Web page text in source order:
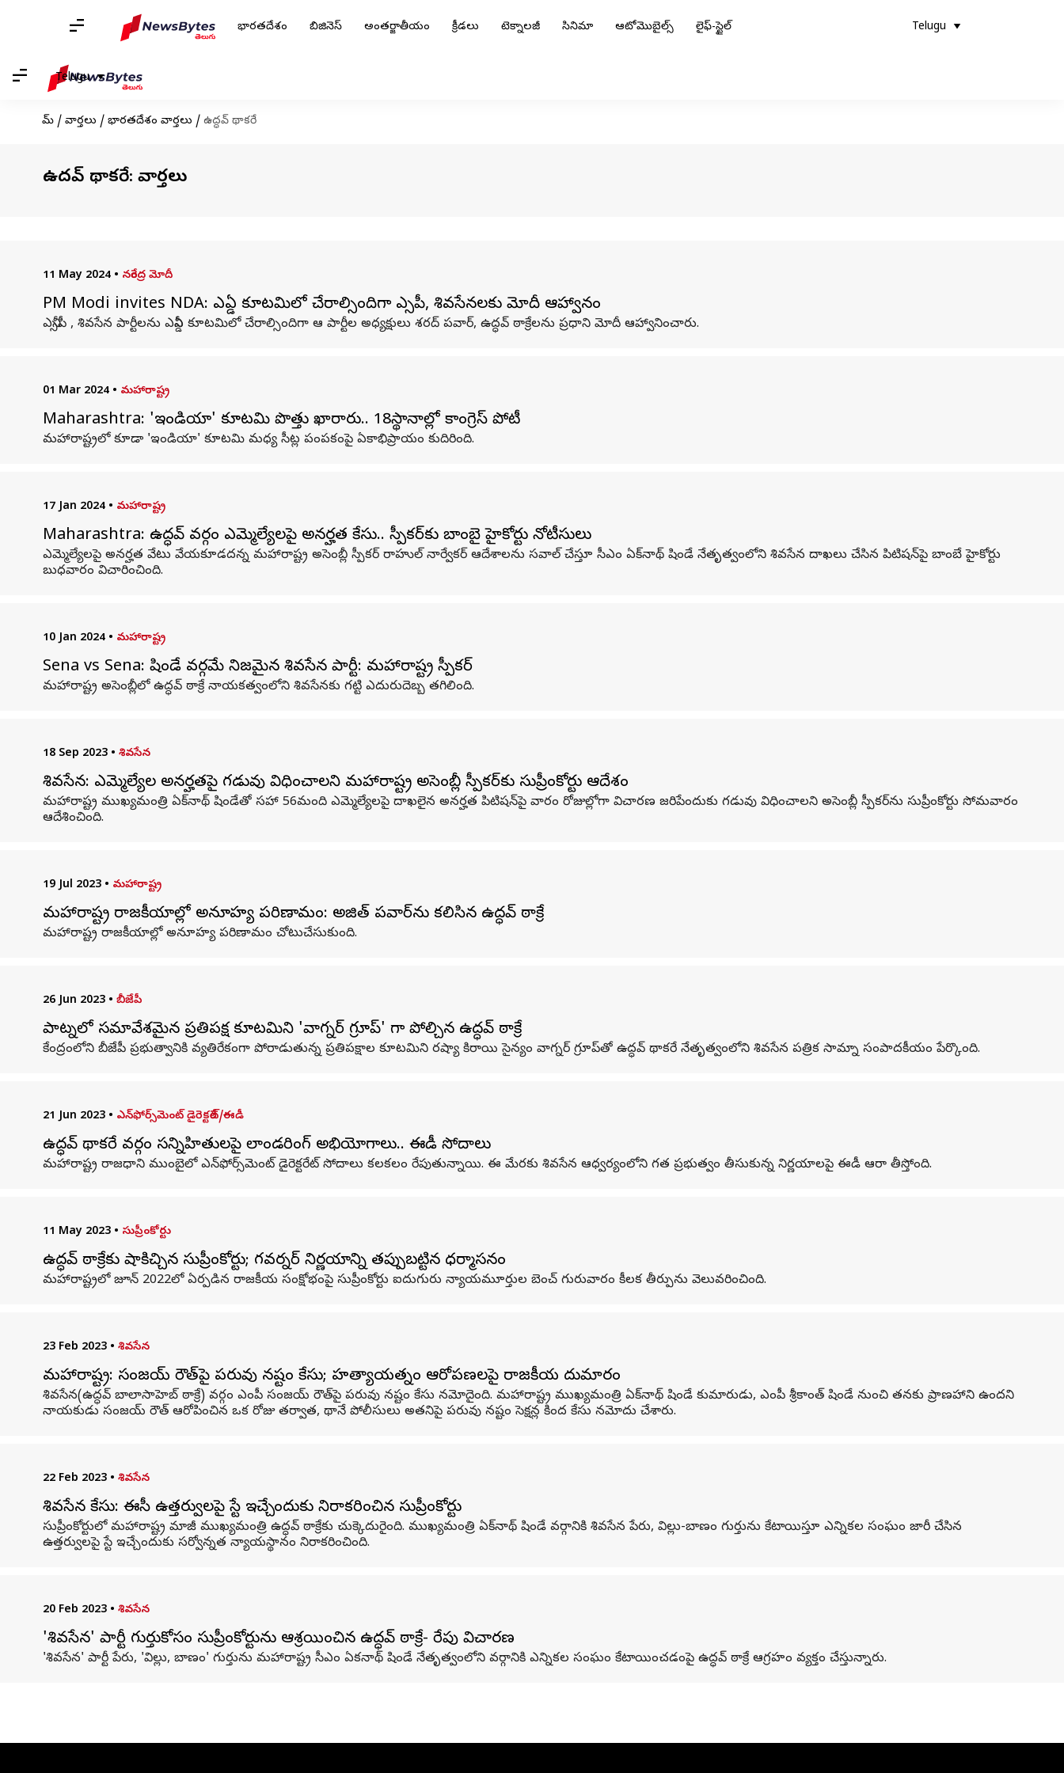
భారతదేశం బిజినెస్ అంతర్జాతీయం క్రీడలు టెక్నాలజీ సినిమా ఆటోమొబైల్స్ లైఫ్-స్టైల్ Telugu
Telugu
హోమ్ / వార్తలు / భారతదేశం వార్తలు / ఉద్ధవ్ థాకరే
ఉద్ధవ్ థాకరే: వార్తలు
11 May 2024 • నరేంద్ర మోదీ
PM Modi invites NDA: ఎన్డీఏ కూటమిలో చేరాల్సిందిగా ఎన్సీపీ, శివసేనలకు మోదీ ఆహ్వానం
ఎన్సీపీ ​, శివసేన పార్టీలను ఎన్డీఏ కూటమిలో చేరాల్సిందిగా ఆ పార్టీల అధ్యక్షులు శరద్​ పవార్​, ఉద్ధవ్​ ఠాక్రేలను ప్రధాని మోదీ ఆహ్వానించారు.
01 Mar 2024 • మహారాష్ట్ర
Maharashtra: 'ఇండియా' కూటమి పొత్తు ఖారారు.. 18స్థానాల్లో కాంగ్రెస్ పోటీ
మహారాష్ట్రలో కూడా 'ఇండియా' కూటమి మధ్య సీట్ల పంపకంపై ఏకాభిప్రాయం కుదిరింది.
17 Jan 2024 • మహారాష్ట్ర
Maharashtra: ఉద్ధవ్ వర్గం ఎమ్మెల్యేలపై అనర్హత కేసు.. స్పీకర్‌కు బాంబై హైకోర్టు నోటీసులు
ఎమ్మెల్యేలపై అనర్హత వేటు వేయకూడదన్న మహారాష్ట్ర అసెంబ్లీ స్పీకర్ రాహుల్ నార్వేకర్ ఆదేశాలను సవాల్ చేస్తూ సీఎం ఏక్‌నాథ్ షిండే నేతృత్వంలోని శివసేన దాఖలు చేసిన పిటిషన్‌పై బాంబే హైకోర్టు
బుధవారం విచారించింది.
10 Jan 2024 • మహారాష్ట్ర
Sena vs Sena: షిండే వర్గమే నిజమైన శివసేన పార్టీ: మహారాష్ట్ర స్పీకర్
మహారాష్ట్ర అసెంబ్లీలో ఉద్ధవ్ ఠాక్రే నాయకత్వంలోని శివసేనకు గట్టి ఎదురుదెబ్బ తగిలింది.
18 Sep 2023 • శివసేన
శివసేన: ఎమ్మెల్యేల అనర్హతపై గడువు విధించాలని మహారాష్ట్ర అసెంబ్లీ స్పీకర్‌కు సుప్రీంకోర్టు ఆదేశం
మహారాష్ట్ర ముఖ్యమంత్రి ఏక్‌నాథ్‌ షిండేతో సహా 56మంది ఎమ్మెల్యేలపై దాఖలైన అనర్హత పిటిషన్‌పై వారం రోజుల్లోగా విచారణ జరిపేందుకు గడువు విధించాలని అసెంబ్లీ స్పీకర్‌ను సుప్రీంకోర్టు సోమవారం
ఆదేశించింది.
19 Jul 2023 • మహారాష్ట్ర
మహారాష్ట్ర రాజకీయాల్లో అనూహ్య పరిణామం: అజిత్ పవార్‌ను కలిసిన ఉద్ధవ్ ఠాక్రే
మహారాష్ట్ర రాజకీయాల్లో అనూహ్య పరిణామం చోటుచేసుకుంది.
26 Jun 2023 • బీజేపీ
పాట్నలో సమావేశమైన ప్రతిపక్ష కూటమిని 'వాగ్నర్ గ్రూప్' గా పోల్చిన ఉద్ధవ్ ఠాక్రే
కేంద్రంలోని బీజేపీ ప్రభుత్వానికి వ్యతిరేకంగా పోరాడుతున్న ప్రతిపక్షాల కూటమిని రష్యా కిరాయి సైన్యం వాగ్నర్‌ గ్రూప్‌తో ఉద్ధవ్ థాకరే నేతృత్వంలోని శివసేన పత్రిక సామ్నా సంపాదకీయం పేర్కొంది.
21 Jun 2023 • ఎన్‌ఫోర్స్‌మెంట్‌ డైరెక్టరేట్‌/ఈడీ
ఉద్ధవ్ థాకరే వర్గం సన్నిహితులపై లాండరింగ్ అభియోగాలు.. ఈడీ సోదాలు
మహారాష్ట్ర రాజధాని ముంబైలో ఎన్‌ఫోర్స్‌మెంట్ డైరెక్టరేట్ సోదాలు కలకలం రేపుతున్నాయి. ఈ మేరకు శివసేన ఆధ్వర్యంలోని గత ప్రభుత్వం తీసుకున్న నిర్ణయాలపై ఈడీ ఆరా తీస్తోంది.
11 May 2023 • సుప్రీంకోర్టు
ఉద్ధవ్ ఠాక్రే‌కు షాకిచ్చిన సుప్రీంకోర్టు; గవర్నర్ నిర్ణయాన్ని తప్పుబట్టిన ధర్మాసనం
మహారాష్ట్రలో జూన్ 2022లో ఏర్పడిన రాజకీయ సంక్షోభంపై సుప్రీంకోర్టు ఐదుగురు న్యాయమూర్తుల బెంచ్ గురువారం కీలక తీర్పును వెలువరించింది.
23 Feb 2023 • శివసేన
మహారాష్ట్ర: సంజయ్ రౌత్‌పై పరువు నష్టం కేసు; హత్యాయత్నం ఆరోపణలపై రాజకీయ దుమారం
శివసేన(ఉద్ధవ్ బాలాసాహెబ్ ఠాక్రే) వర్గం ఎంపీ సంజయ్ రౌత్‌పై పరువు నష్టం కేసు నమోదైంది. మహారాష్ట్ర ముఖ్యమంత్రి ఏక్‌నాథ్ షిండే కుమారుడు, ఎంపీ శ్రీకాంత్ షిండే నుంచి తనకు ప్రాణహాని ఉందని
నాయకుడు సంజయ్ రౌత్ ఆరోపించిన ఒక రోజు తర్వాత, థానే పోలీసులు అతనిపై పరువు నష్టం సెక్షన్ల కింద కేసు నమోదు చేశారు.
22 Feb 2023 • శివసేన
శివసేన కేసు: ఈసీ ఉత్తర్వులపై స్టే ఇచ్చేందుకు నిరాకరించిన సుప్రీంకోర్టు
సుప్రీంకోర్టులో మహారాష్ట్ర మాజీ ముఖ్యమంత్రి ఉద్ధవ్ ఠాక్రేకు చుక్కెదురైంది. ముఖ్యమంత్రి ఏక్‌నాథ్ షిండే వర్గానికి శివసేన పేరు, విల్లు-బాణం గుర్తును కేటాయిస్తూ ఎన్నికల సంఘం జారీ చేసిన
ఉత్తర్వులపై స్టే ఇచ్చేందుకు సర్వోన్నత న్యాయస్థానం నిరాకరించింది.
20 Feb 2023 • శివసేన
'శివసేన' పార్టీ గుర్తుకోసం సుప్రీంకోర్టును ఆశ్రయించిన ఉద్ధవ్ ఠాక్రే- రేపు విచారణ
'శివసేన' పార్టీ పేరు, 'విల్లు, బాణం' గుర్తును మహారాష్ట్ర సీఎం ఏకనాథ్ షిండే నేతృత్వంలోని వర్గానికి ఎన్నికల సంఘం కేటాయించడంపై ఉద్ధవ్ ఠాక్రే ఆగ్రహం వ్యక్తం చేస్తున్నారు.